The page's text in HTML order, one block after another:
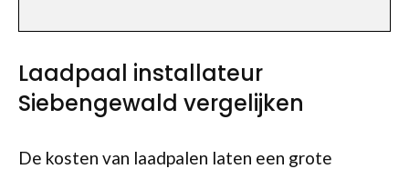
Laadpaal installateur
Siebengewald vergelijken
De kosten van laadpalen laten een grote